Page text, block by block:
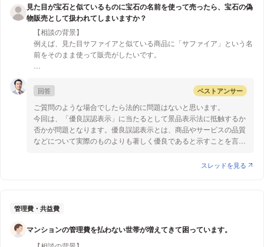
場合であれば古物商許可は不要ですので、本件でも古物商許可は不
要だと思います。
以上ご参考になれば幸いです。
見た目が宝石と似ているものに宝石の名前を使って売ったら、宝石の偽
物販売として扱われてしまいますか？
【相談の背景】
例えば、見た目サファイアと似ている商品に「サファイア」という名
前をそのまま使って販売がしたいです。
ネットで販売する予定です。（金額は高くても数百円程度です）
ネット越しでも微妙な色のニュアンスが分かりやすいように、カラー
パターン名に宝石の名前を使おうと思っているのですが、偽物販売と
言われてしまうのでは…と若干の不安があります。
（商品そのものの名前ではなく、レッドやブルーといったカラーパ
ターンの名前で使う予定です。[キラキラストーン カラー：イエ
分かりやすさは大切にしたいので、できたら宝石の名前をそのままカ
ご教授の程よろしくお願い致します。
回答 ベストアンサー
ご質問のような場合でしたら法的に問題はないと思います。
今回は、「優良誤認表示」に当たるとして景品表示法に抵触するか
否かが問題となります。優良誤認表示とは、商品やサービスの品質
などについて実際のものよりも著しく優良であると示すことを言い
表示者に「著しく優良」と認識されるか否かという観点から判断さ
宝石の名前を使用していること、価格が宝石とは違い低価格である
者が誤認する可能性は低いといえ、優良誤認表示には当たらないと
思われます。
スレッドを見る
管理費・共益費
マンションの管理費を払わない世帯が増えてきて困っています。